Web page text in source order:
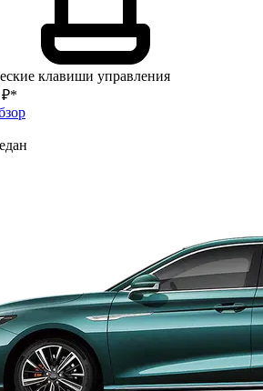
клавиши управления
₽*